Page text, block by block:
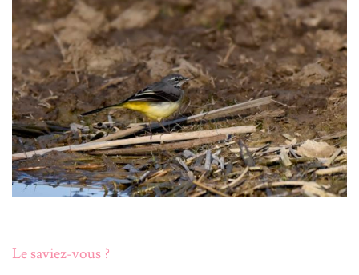
Le saviez-vous ?